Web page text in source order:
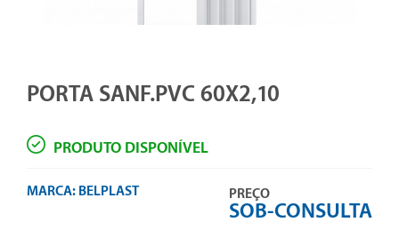
PORTA SANF.PVC 60X2,10
PRODUTO DISPONÍVEL
MARCA:BELPLAST PREÇO
SOB-CONSULTA